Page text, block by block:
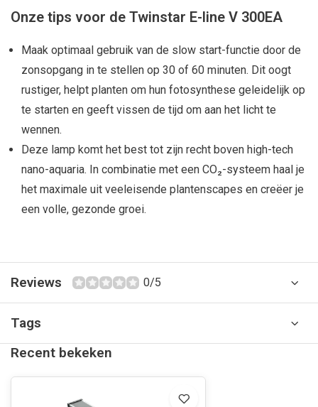
Onze tips voor de Twinstar E-line V 300EA
Maak optimaal gebruik van de slow start-functie door de
zonsopgang in te stellen op 30 of 60 minuten. Dit oogt
rustiger, helpt planten om hun fotosynthese geleidelijk op
te starten en geeft vissen de tijd om aan het licht te
wennen.
Deze lamp komt het best tot zijn recht boven high-tech
nano-aquaria. In combinatie met een CO₂-systeem haal je
het maximale uit veeleisende plantenscapes en creëer je
een volle, gezonde groei.
Reviews 0/5
Tags
Recent bekeken